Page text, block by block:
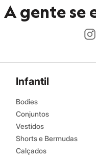
A gente se
Infantil
Bodies
Conjuntos
Vestidos
Shorts e Bermudas
Calçados